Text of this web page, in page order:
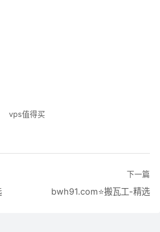
vps值得买
下一篇
bwh91.com⭐搬瓦工-精选